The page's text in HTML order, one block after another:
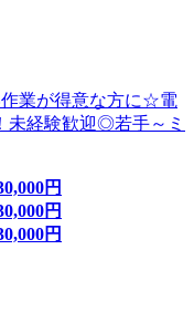
作業が得意な方に☆電
未経験歓迎◎若手～ミ
円
円
円